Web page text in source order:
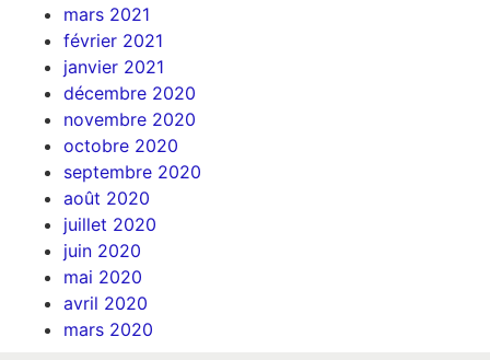
mars 2021
février 2021
janvier 2021
décembre 2020
novembre 2020
octobre 2020
septembre 2020
août 2020
juillet 2020
juin 2020
mai 2020
avril 2020
mars 2020